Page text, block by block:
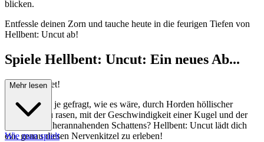
blicken.
Entfessle deinen Zorn und tauche heute in die feurigen Tiefen von
Hellbent: Uncut ab!
Spiele Hellbent: Uncut: Ein neues Ab...
enteuer wartet!
Hast du dich je gefragt, wie es wäre, durch Horden höllischer
Kreaturen zu rasen, mit der Geschwindigkeit einer Kugel und der
Furcht eines herannahenden Schattens? Hellbent: Uncut lädt dich
ein, genau diesen Nervenkitzel zu erleben!
Mehr lesen
Wie man spielt